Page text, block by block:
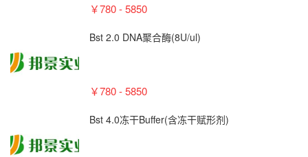
￥780 - 5850
Bst 2.0 DNA聚合酶(8U/ul)
￥780 - 5850
Bst 4.0冻干Buffer(含冻干赋形剂)